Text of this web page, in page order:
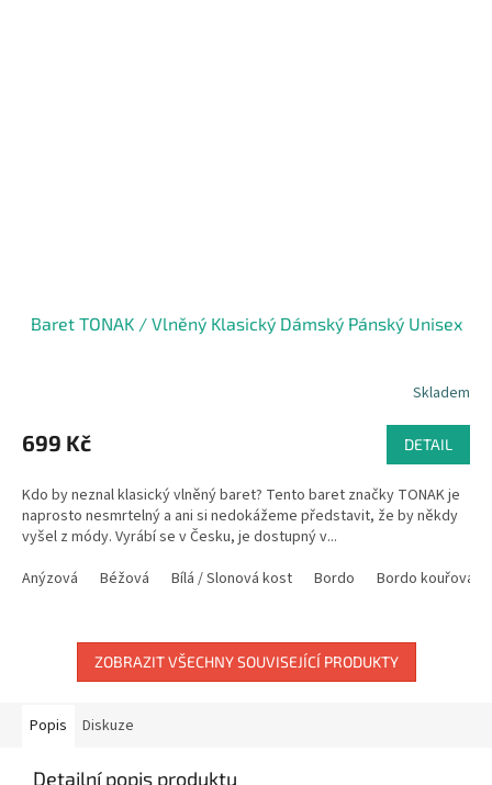
Baret TONAK / Vlněný Klasický Dámský Pánský Unisex
Skladem
699 Kč DETAIL
Kdo by neznal klasický vlněný baret? Tento baret značky TONAK je
naprosto nesmrtelný a ani si nedokážeme představit, že by někdy
vyšel z módy. Vyrábí se v Česku, je dostupný v...
Anýzová
Béžová Bílá / Slonová kost Bordo Bordo kouřová
ZOBRAZIT VŠECHNY SOUVISEJÍCÍ PRODUKTY
Popis Diskuze
Detailní popis produktu